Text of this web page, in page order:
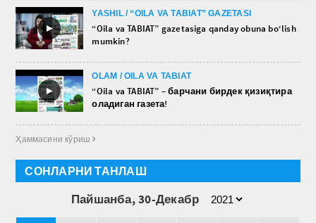
►
YASHIL / “OILA VA TABIAT” GAZETASI
“Oila va TABIAT” gazetasiga qanday obuna bo‘lish
mumkin?
►
OLAM / OILA VA TABIAT
“Oila va TABIAT” – барчани бирдек қизиқтира
оладиган газета!
Ҳаммасини кўриш 
СОНЛАРНИ ТАНЛАШ
Пайшанба, 30-Декабр